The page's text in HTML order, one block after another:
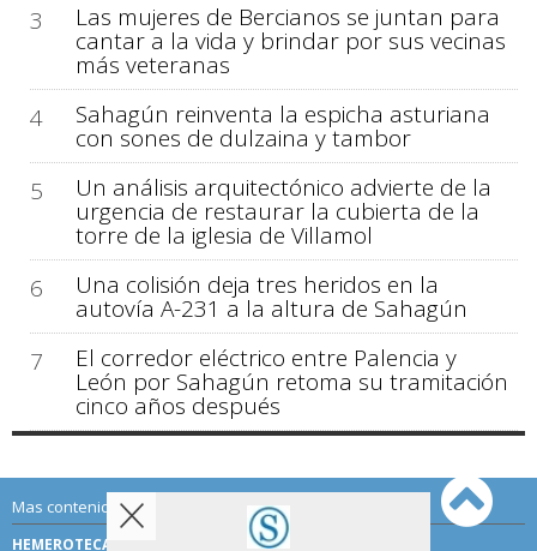
3
Las mujeres de Bercianos se juntan para
cantar a la vida y brindar por sus vecinas
más veteranas
4
Sahagún reinventa la espicha asturiana
con sones de dulzaina y tambor
5
Un análisis arquitectónico advierte de la
urgencia de restaurar la cubierta de la
torre de la iglesia de Villamol
6
Una colisión deja tres heridos en la
autovía A-231 a la altura de Sahagún
7
El corredor eléctrico entre Palencia y
León por Sahagún retoma su tramitación
cinco años después
Mas contenido de Sahagún Digital:
HEMEROTECA TÉRMINOS DE USO